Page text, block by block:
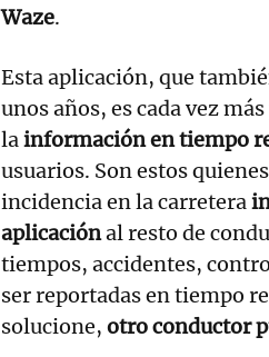
Waze.
Esta aplicación, que
unos años, es cada vez
lainformación en tiempo
usuarios. Son estos
incidencia en la carretera
aplicaciónal resto de
tiempos, accidentes,
ser reportadas en tiempo
solucione, otro conductor